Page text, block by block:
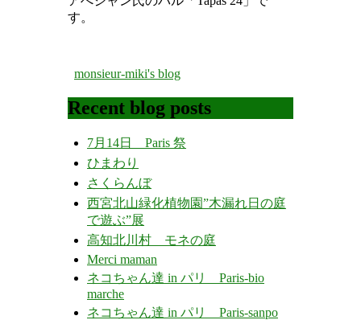
す。
monsieur-miki's blog
Recent blog posts
7月14日 Paris 祭
ひまわり
さくらんぼ
西宮北山緑化植物園”木漏れ日の庭
で遊ぶ”展
高知北川村 モネの庭
Merci maman
ネコちゃん達 in パリ Paris-bio
marche
ネコちゃん達 in パリ Paris-sanpo